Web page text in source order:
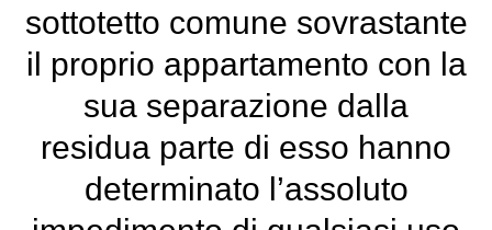
sottotetto comune sovrastante
il proprio appartamento con la
sua separazione dalla
residua parte di esso hanno
determinato l’assoluto